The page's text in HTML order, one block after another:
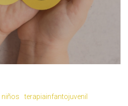
niños terapiainfantojuvenil